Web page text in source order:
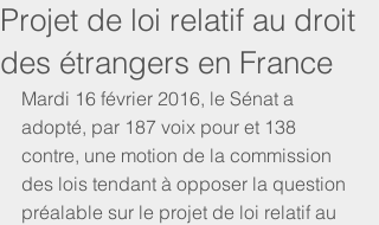
Projet de loi relatif au droit
des étrangers en France
Mardi 16 février 2016, le Sénat a
adopté, par 187 voix pour et 138
contre, une motion de la commission
des lois tendant à opposer la question
préalable sur le projet de loi relatif au